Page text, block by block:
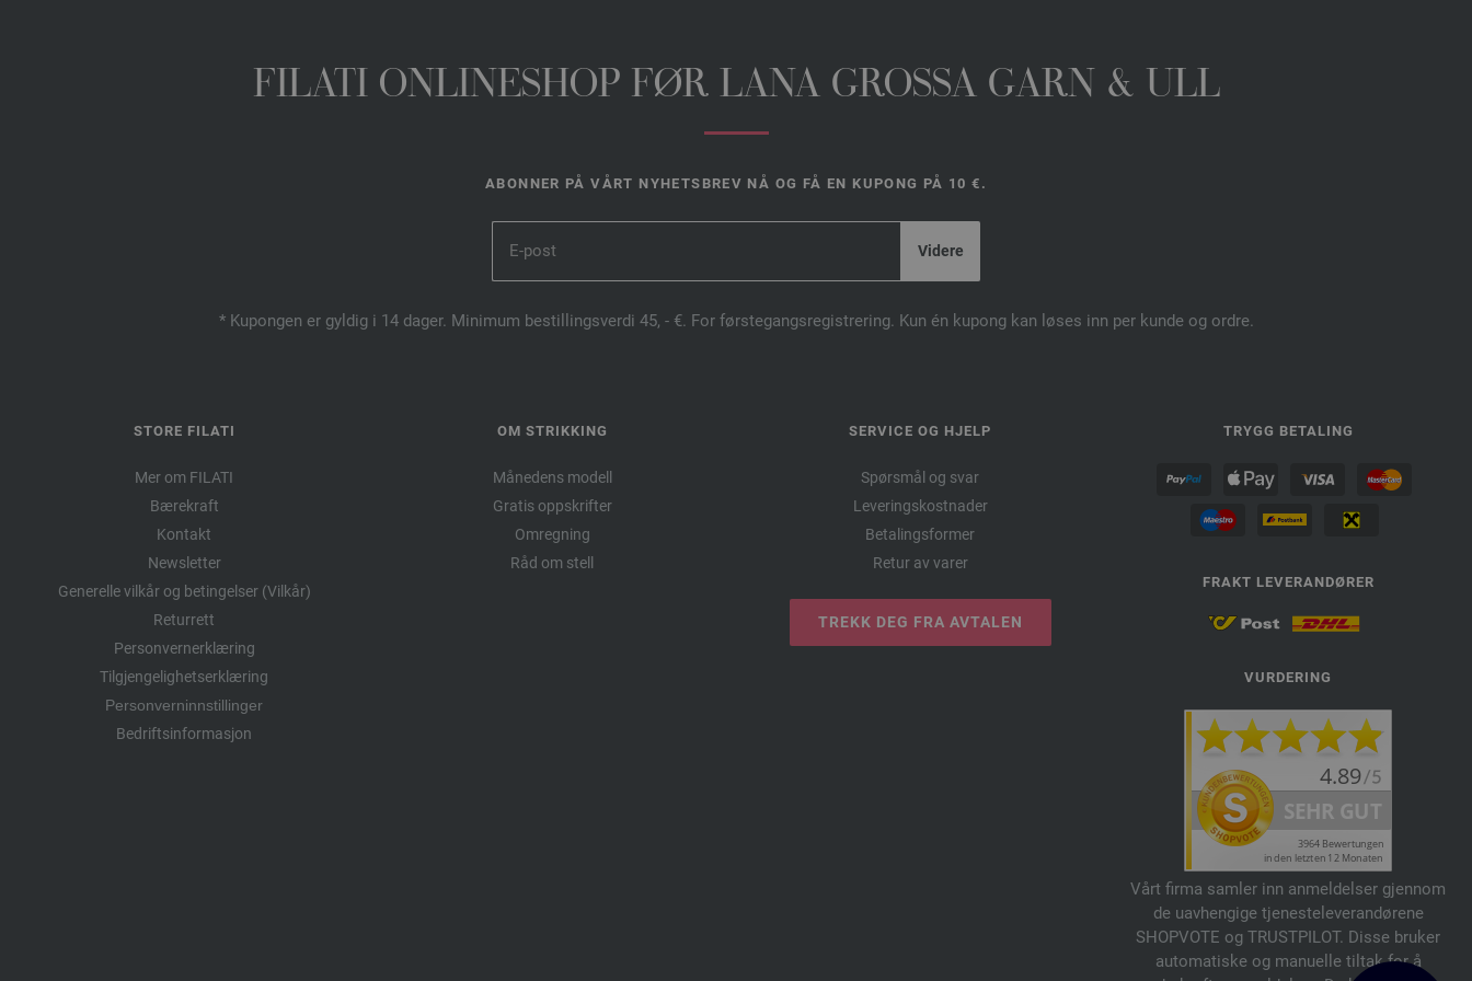
FILATI ONLINESHOP FØR LANA GROSSA GARN & ULL
ABONNER PÅ VÅRT NYHETSBREV NÅ OG FÅ EN KUPONG PÅ 10 €.
* Kupongen er gyldig i 14 dager. Minimum bestillingsverdi 45, - €. For førstegangsregistrering. Kun én kupong kan løses inn per kunde og ordre.
STORE FILATI
Mer om FILATI
Bærekraft
Kontakt
Newsletter
Generelle vilkår og betingelser (Vilkår)
Returrett
Personvernerklæring
Tilgjengelighetserklæring
Personverninnstillinger
Bedriftsinformasjon
OM STRIKKING
Månedens modell
Gratis oppskrifter
Omregning
Råd om stell
SERVICE OG HJELP
Spørsmål og svar
Leveringskostnader
Betalingsformer
Retur av varer
TREKK DEG FRA AVTALEN
TRYGG BETALING
FRAKT LEVERANDØRER
VURDERING
Vårt firma samler inn anmeldelser gjennom
de uavhengige tjenesteleverandørene
SHOPVOTE og TRUSTPILOT. Disse bruker
automatiske og manuelle tiltak for å